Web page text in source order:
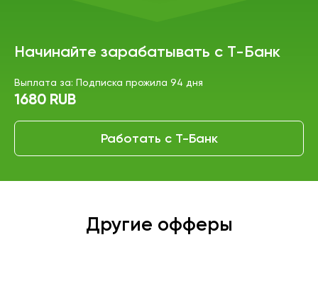
Начинайте зарабатывать с Т-Банк
Выплата за: Подписка прожила 94 дня
1680 RUB
Работать с Т-Банк
Другие офферы